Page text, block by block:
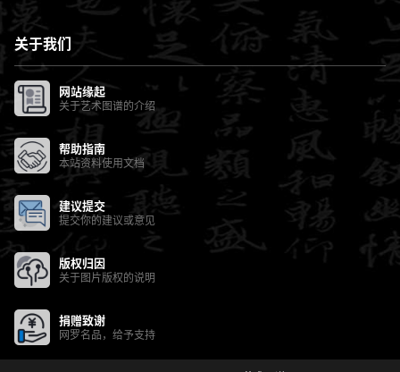
关于我们
网站缘起
关于艺术图谱的介绍
帮助指南
本站资料使用文档
建议提交
提交你的建议或意见
版权归因
关于图片版权的说明
捐赠致谢
网罗名品，给予支持